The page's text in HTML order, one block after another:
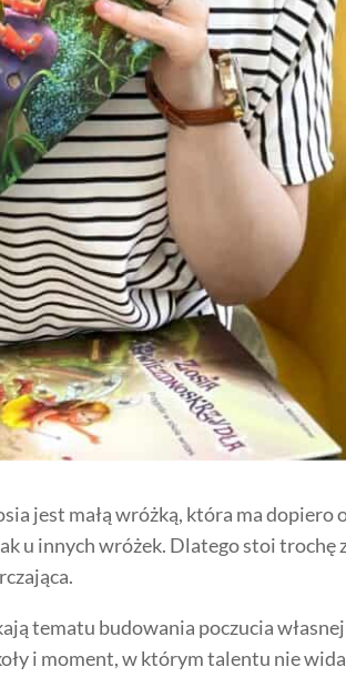
jest małą wróżką, która ma dopiero
u innych wróżek. Dlatego stoi trochę
tematu budowania poczucia
i moment, w którym talentu nie